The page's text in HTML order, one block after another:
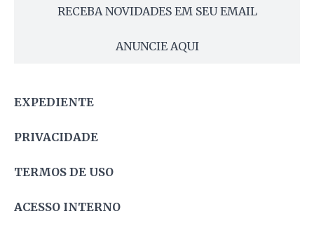
RECEBA NOVIDADES EM SEU EMAIL
ANUNCIE AQUI
EXPEDIENTE
PRIVACIDADE
TERMOS DE USO
ACESSO INTERNO